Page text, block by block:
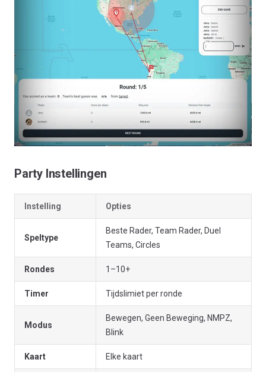
Party Instellingen
Instelling Opties
Speltype
Beste Rader, Team Rader, Duel
Teams, Circles
Rondes 1–10+
Timer Tijdslimiet per ronde
Modus
Bewegen, Geen Beweging, NMPZ,
Blink
Kaart Elke kaart